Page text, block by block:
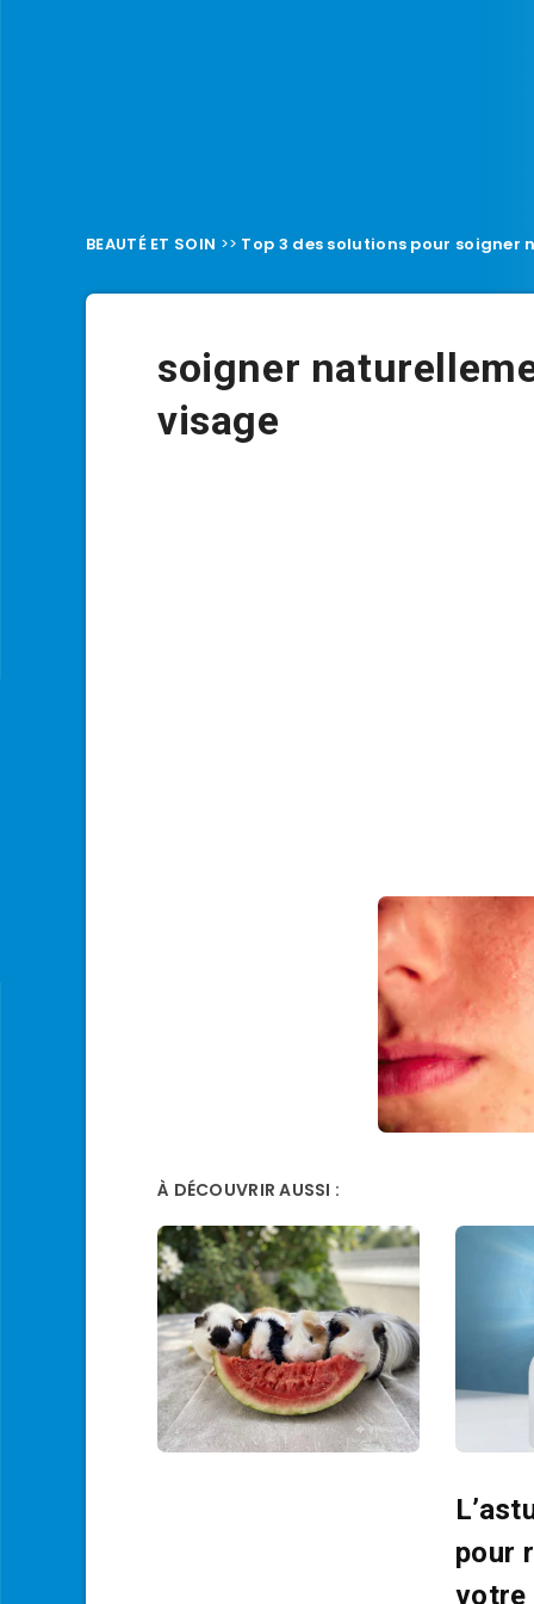
BEAUTÉ ET SOIN >> Top 3 des solutions pour soigner
soigner
visage
À DÉCOUVRIR AUSSI :
pour
votre